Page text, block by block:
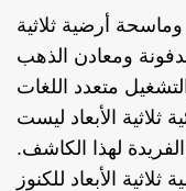
وماسحة أرضية ثلاثية
ومعادن الذهب
متعدد اللغات
ثلاثية الأبعاد ليست
لهذا الكاشف.
رسومية ثلاثية الأبعاد للكنوز